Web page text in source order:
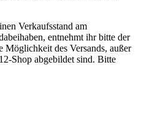
Verkaufsstand am
entnehmt ihr bitte der
Möglichkeit des Versands, außer
Shop abgebildet sind. Bitte